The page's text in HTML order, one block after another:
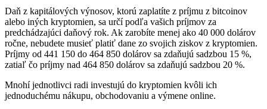
Daň z kapitálových výnosov, ktorú zaplatíte z príjmu z bitcoinov
alebo iných kryptomien, sa určí podľa vašich príjmov za
predchádzajúci daňový rok. Ak zarobíte menej ako 40 000 dolárov
ročne, nebudete musieť platiť dane zo svojich ziskov z kryptomien.
Príjmy od 441 150 do 464 850 dolárov sa zdaňujú sadzbou 15 %,
zatiaľ čo príjmy nad 464 850 dolárov sa zdaňujú sadzbou 20 %.
Mnohí jednotlivci radi investujú do kryptomien kvôli ich
jednoduchému nákupu, obchodovaniu a výmene online.